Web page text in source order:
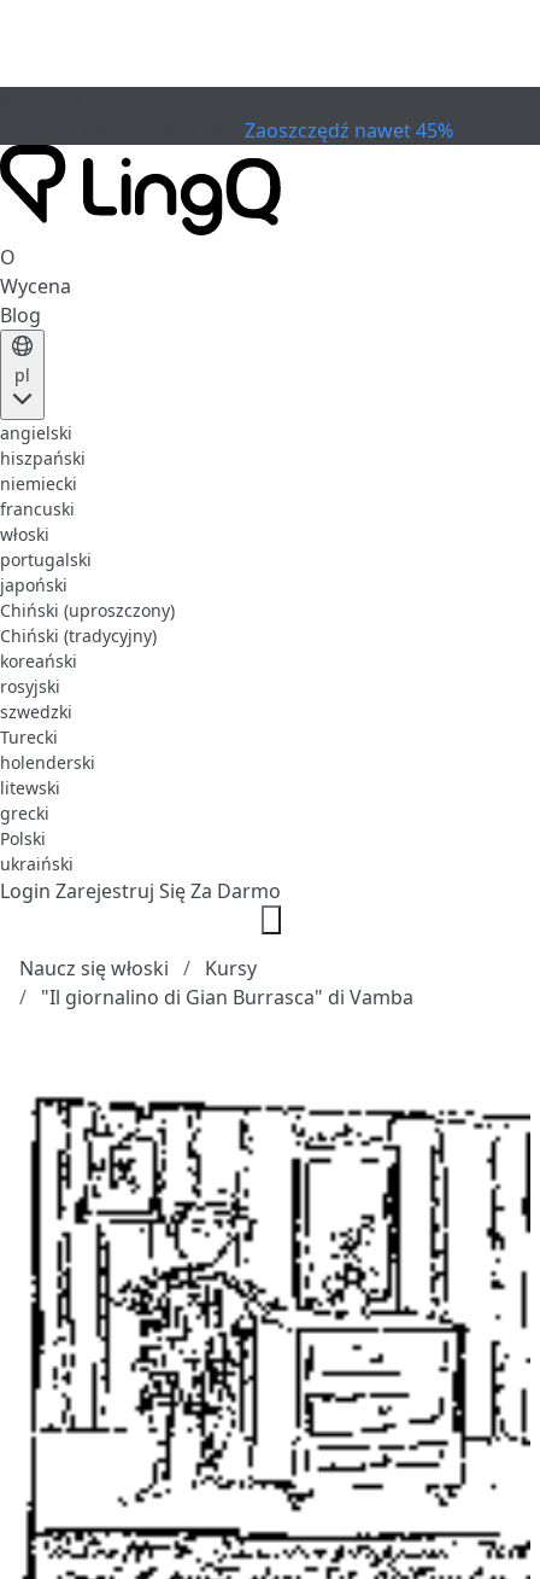
Zaoszczędź nawet 45%
O
Wycena
Blog
pl
angielski
hiszpański
niemiecki
francuski
włoski
portugalski
japoński
Chiński (uproszczony)
Chiński (tradycyjny)
koreański
rosyjski
szwedzki
Turecki
holenderski
litewski
grecki
Polski
ukraiński
Login Zarejestruj Się Za Darmo
Naucz się włoski
Kursy
"Il giornalino di Gian Burrasca" di Vamba